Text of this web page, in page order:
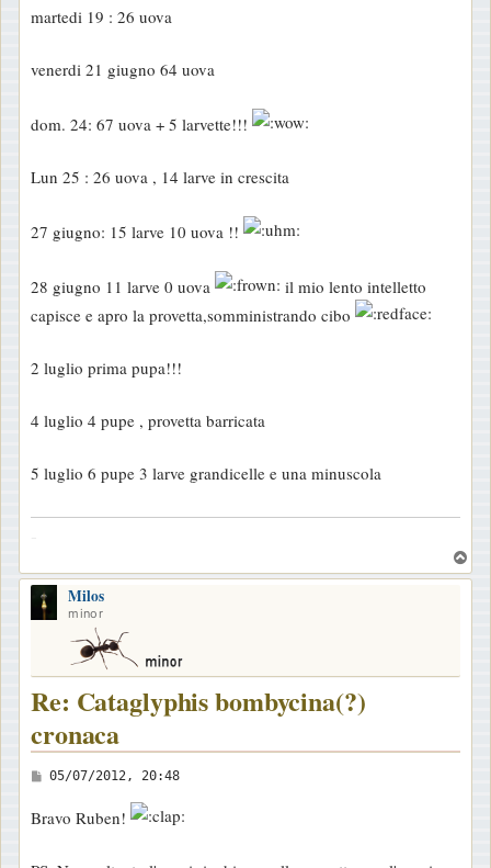
martedi 19 : 26 uova
venerdi 21 giugno 64 uova
dom. 24: 67 uova + 5 larvette!!!
Lun 25 : 26 uova , 14 larve in crescita
27 giugno: 15 larve 10 uova !!
28 giugno 11 larve 0 uova
il mio lento intelletto
capisce e apro la provetta,somministrando cibo
2 luglio prima pupa!!!
4 luglio 4 pupe , provetta barricata
5 luglio 6 pupe 3 larve grandicelle e una minuscola
o
Milos
minor
Re: Cataglyphis bombycina(?)
cronaca
M
s
05/07/2012, 20:48
Bravo Ruben!